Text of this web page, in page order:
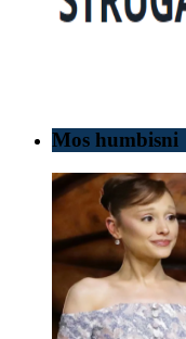
Mos humbisni